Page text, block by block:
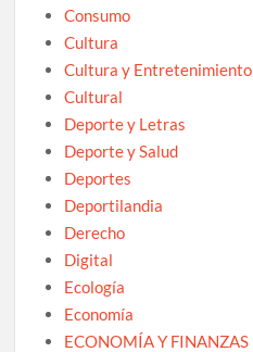
Consumo
Cultura
Cultura y Entretenimiento
Cultural
Deporte y Letras
Deporte y Salud
Deportes
Deportilandia
Derecho
Digital
Ecología
Economía
ECONOMÍA Y FINANZAS